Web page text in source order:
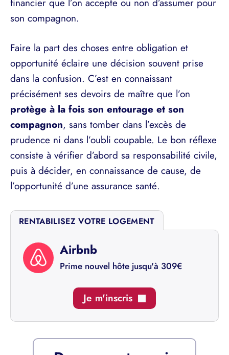
son compagnon.
Faire la part des choses entre obligation et
opportunité éclaire une décision souvent prise
dans la confusion. C’est en connaissant
précisément ses devoirs de maître que l’on
protège à la fois son entourage et son
compagnon, sans tomber dans l’excès de
prudence ni dans l’oubli coupable. Le bon réflexe
consiste à vérifier d’abord sa responsabilité civile,
puis à décider, en connaissance de cause, de
l’opportunité d’une assurance santé.
RENTABILISEZ VOTRE LOGEMENT
Airbnb
Prime nouvel hôte jusqu'à 309€
Je m'inscris